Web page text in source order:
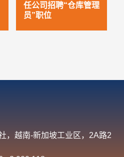
任公司招聘“仓库管理
员”职位
，越南-新加坡工业区，2A路2